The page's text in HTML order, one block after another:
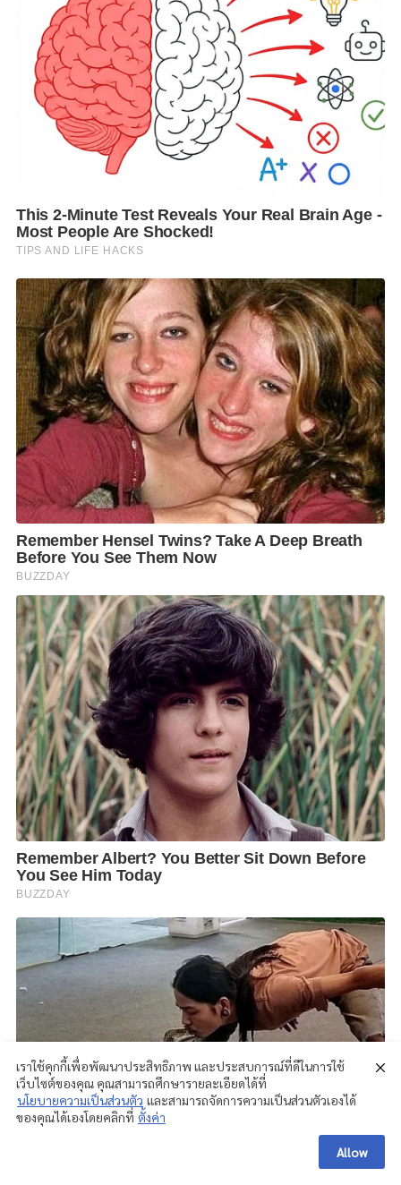
เราใช้คุกกี้เพื่อพัฒนาประสิทธิภาพ และประสบการณ์ที่ดีในการใช้
เว็บไซต์ของคุณ คุณสามารถศึกษารายละเอียดได้ที่
นโยบายความเป็นส่วนตัว และสามารถจัดการความเป็นส่วนตัวเองได้
ของคุณได้เองโดยคลิกที่ ตั้งค่า
Allow